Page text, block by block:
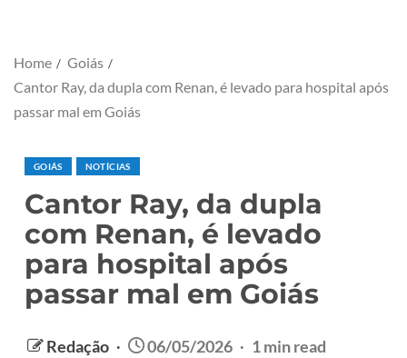
Home
Goiás
Cantor Ray, da dupla com Renan, é levado para hospital após
passar mal em Goiás
GOIÁS NOTÍCIAS
Cantor Ray, da dupla
com Renan, é levado
para hospital após
passar mal em Goiás
Redação 06/05/2026 1 min read